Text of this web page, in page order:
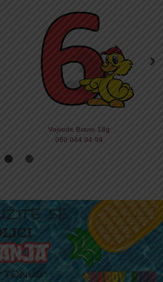
Vojvode Brane 18g
060 044 04 99